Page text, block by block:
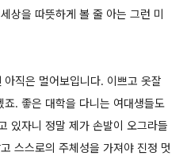
상을 따뜻하게 볼 줄 아는 그런 미
직은 멀어보입니다. 이쁘고 옷잘
. 좋은 대학을 다니는 여대생들도
있자니 정말 제가 손발이 오그라들
스스로의 주체성을 가져야 진정 멋